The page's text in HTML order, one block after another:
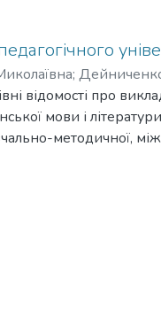
;
відомості про
мови і
методичної,